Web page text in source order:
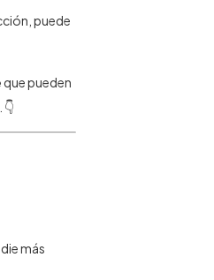
puede
que pueden
más